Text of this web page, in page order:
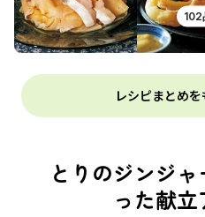
102
レシピまとめ
とりのジンジ
った献